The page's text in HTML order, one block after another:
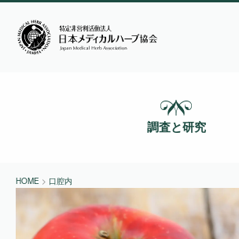
調査と研究
HOME > 口腔内